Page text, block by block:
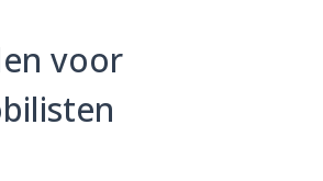
voor